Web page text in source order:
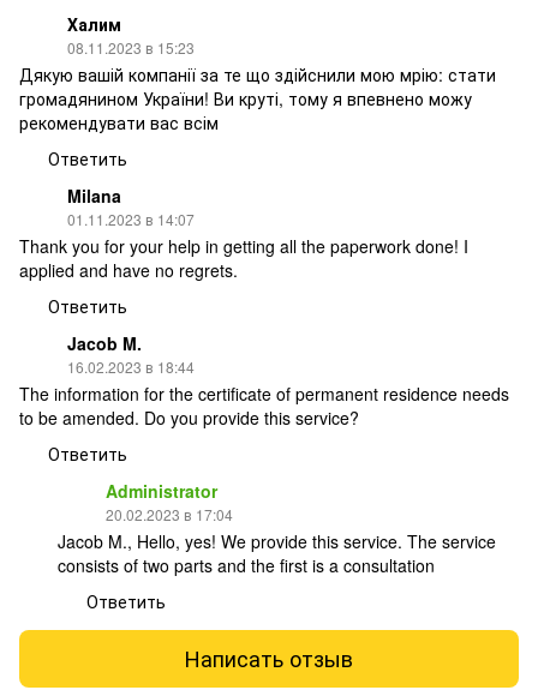
Халим
08.11.2023 в 15:23
Дякую вашій компанії за те що здійснили мою мрію: стати
громадянином України! Ви круті, тому я впевнено можу
рекомендувати вас всім
Ответить
Milana
01.11.2023 в 14:07
Thank you for your help in getting all the paperwork done! I
applied and have no regrets.
Ответить
Jacob M.
16.02.2023 в 18:44
The information for the certificate of permanent residence needs
to be amended. Do you provide this service?
Ответить
Administrator
20.02.2023 в 17:04
Jacob M., Hello, yes! We provide this service. The service
consists of two parts and the first is a consultation
Ответить
Написать отзыв